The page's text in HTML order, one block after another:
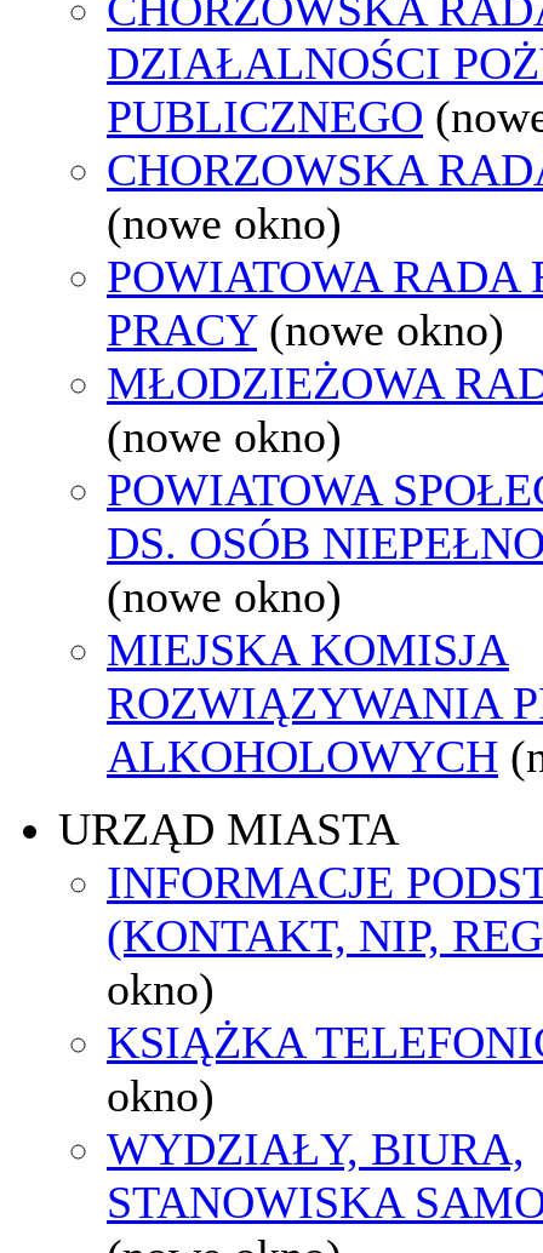
DZIAŁALNOŚCI
PUBLICZNEGO
CHORZOWSKA
(nowe okno)
POWIATOWA RADA
PRACY (nowe okno)
MŁODZIEŻOWA
(nowe okno)
POWIATOWA
DS. OSÓB
(nowe okno)
MIEJSKA KOMISJA
ROZWIĄZYWANIA
ALKOHOLOWYCH
URZĄD MIASTA
INFORMACJE
(KONTAKT, NIP,
okno)
KSIĄŻKA
okno)
WYDZIAŁY, BIURA,
STANOWISKA